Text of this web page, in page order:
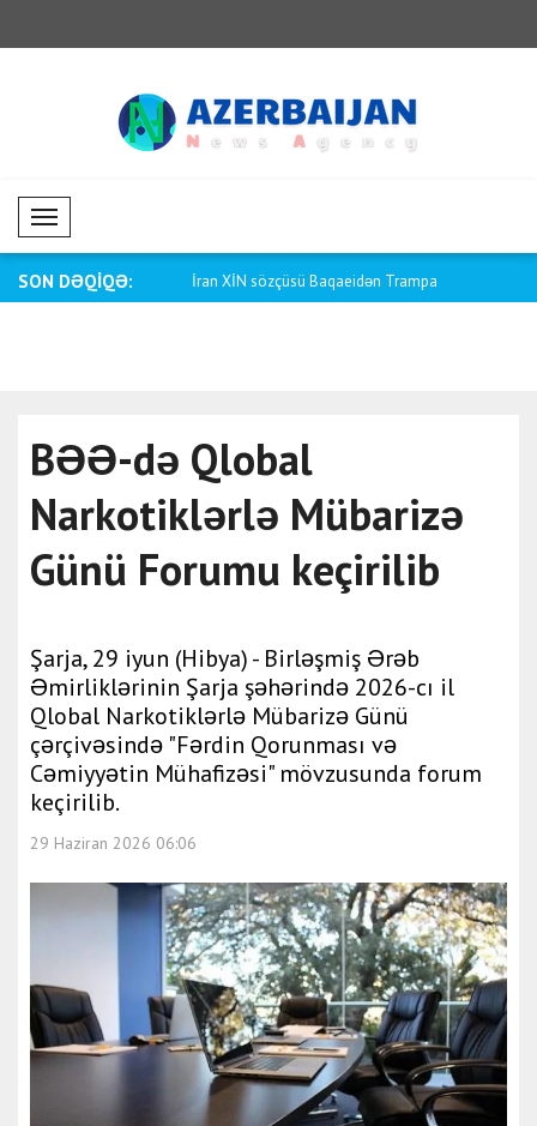
Mobil Menü
SON DƏQİQƏ:
Baqaeidən Trampa Saar: Argentina ilə münasibətləri daha
BƏƏ-də Qlobal
Narkotiklərlə Mübarizə
Günü Forumu keçirilib
Şarja, 29 iyun (Hibya) - Birləşmiş Ərəb
Əmirliklərinin Şarja şəhərində 2026-cı il
Qlobal Narkotiklərlə Mübarizə Günü
çərçivəsində "Fərdin Qorunması və
Cəmiyyətin Mühafizəsi" mövzusunda forum
keçirilib.
29 Haziran 2026 06:06